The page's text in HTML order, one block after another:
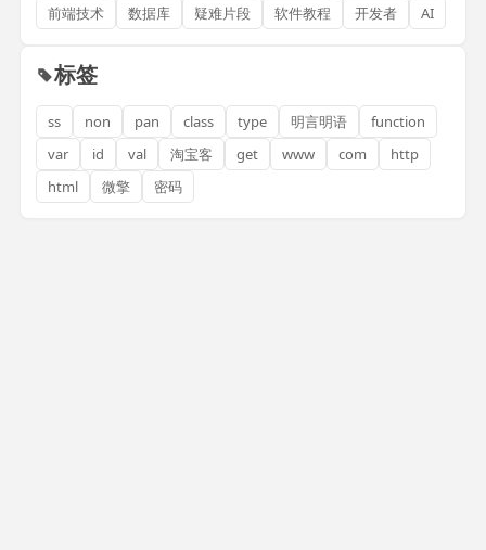
前端技术
数据库 疑难片段 软件教程 开发者 AI
标签
ss non pan class type 明言明语
function
var
id val 淘宝客 get www com
http
html
微擎 密码